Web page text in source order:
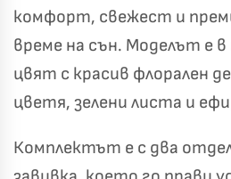
комфорт, свежест и
време на сън. Моделът е в
цвят с красив флорален
цветя, зелени листа и
Комплектът е с два